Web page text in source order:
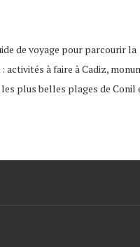
de voyage pour parcourir la
activités à faire à Cadiz,
plus belles plages de Conil